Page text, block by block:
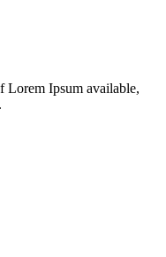
Lorem Ipsum available,